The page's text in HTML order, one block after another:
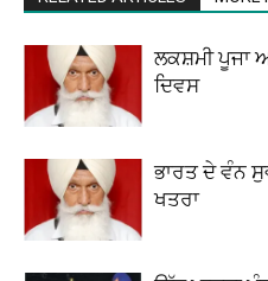
ਲਕਸ਼ਮੀ ਪੂਜਾ
ਦਿਵਸ
ਭਾਰਤ ਦੇ ਵੰਨ
ਖਤਰਾ